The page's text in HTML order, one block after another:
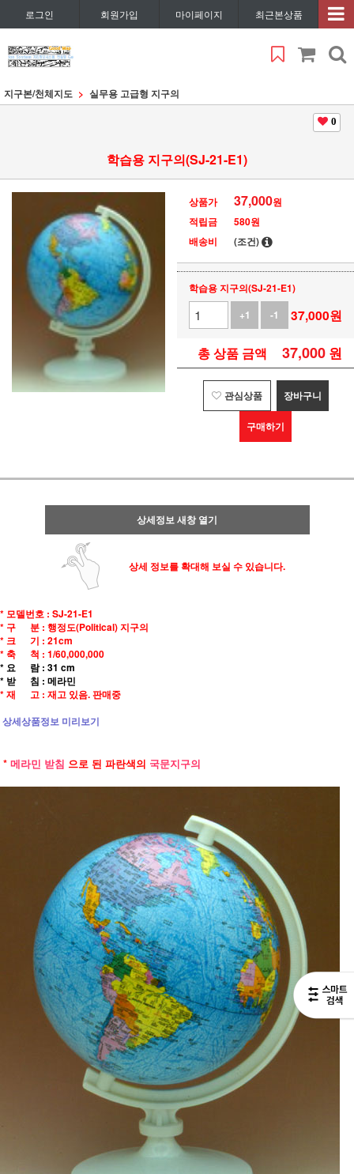
로그인 회원가입 마이페이지 최근본상품
지구본/천체지도 실무용 고급형 지구의
0
학습용 지구의(SJ-21-E1)
상품가 37,000원
적립금
580원
배송비
(조건)
학습용 지구의(SJ-21-E1)
+1
-1 37,000원
총 상품 금액 37,000 원
관심상품 장바구니
구매하기
상세정보 새창 열기
상세 정보를 확대해 보실 수 있습니다.
* 모델번호 : SJ-21-E1
* 구 분 : 행정도(Political) 지구의
* 크 기 : 21cm
* 축 척 : 1/60,000,000
* 요 람 : 31 cm
* 받 침 : 메라민
* 재 고 : 재고 있음. 판매중
상세상품정보 미리보기
* 메라민 받침 으로 된 파란색의 국문지구의